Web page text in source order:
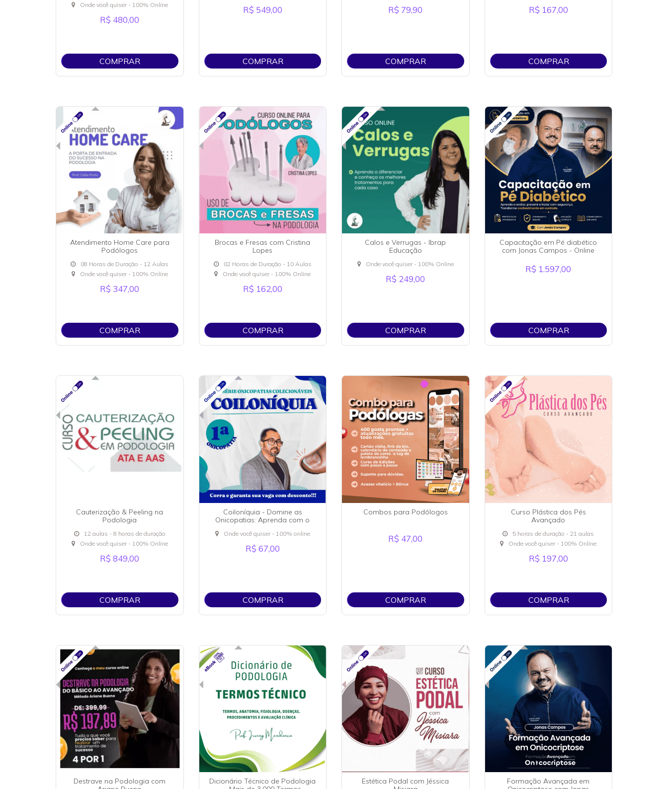
Onde você quiser - 100% Online
R$ 480,00
COMPRAR
R$ 549,00
COMPRAR
R$ 79,90
COMPRAR
R$ 167,00
COMPRAR
Atendimento Home Care para
Podólogos
08 Horas de Duração - 12 Aulas
Onde você quiser - 100% Online
R$ 347,00
COMPRAR
Brocas e Fresas com Cristina
Lopes
02 Horas de Duração - 10 Aulas
Onde você quiser - 100% Online
R$ 162,00
COMPRAR
Calos e Verrugas - Ibrap
Educação
Onde você quiser - 100% Online
R$ 249,00
COMPRAR
Capacitação em Pé diabético
com Jonas Campos - Online
R$ 1.597,00
COMPRAR
Cauterização & Peeling na
Podologia
12 aulas - 8 horas de duração
Onde você quiser - 100% Online
R$ 849,00
COMPRAR
Coiloníquia - Domine as
Onicopatias: Aprenda com o
Onde você quiser - 100% online
R$ 67,00
COMPRAR
Combos para Podólogos
R$ 47,00
COMPRAR
Curso Plástica dos Pés
Avançado
5 horas de duração - 21 aulas
Onde você quiser - 100% Online
R$ 197,00
COMPRAR
Destrave na Podologia com
Dicionário Técnico de Podologia
Estética Podal com Jéssica
Formação Avançada em